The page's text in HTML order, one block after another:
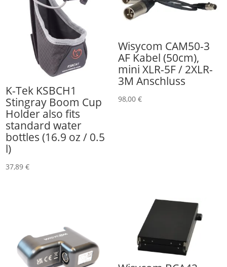
K-Tek KSBCH1
Stingray Boom Cup
Holder also fits
standard water
bottles (16.9 oz / 0.5
l)
37,89€
Wisycom CAM50-3
AF Kabel (50cm),
mini XLR-5F / 2XLR-
3M Anschluss
98,00 €